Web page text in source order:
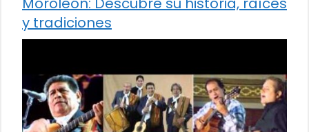
y tradiciones